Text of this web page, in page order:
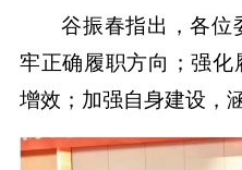
谷振春指出，各位
牢正确履职方向；强
增效；加强自身建设，